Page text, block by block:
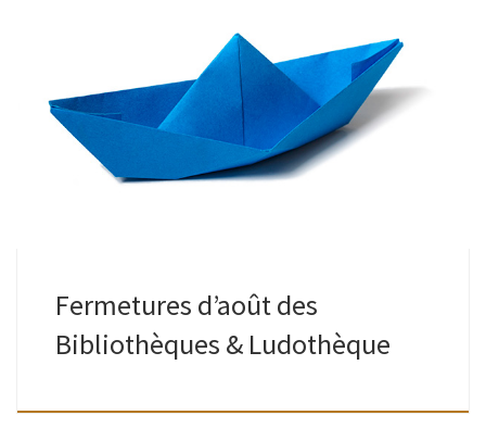
Bibliothèques & Ludothèque de Watermael (quartier Keym)
mais toujours : retour possible des emprunts dans la boite à
livres, à hauteur du n° 7 rue Gratès, un peu plus loin sur […]
Fermetures d’août des
Bibliothèques & Ludothèque